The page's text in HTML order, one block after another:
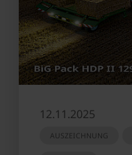
12.11.2025
AUSZEICHNUNG